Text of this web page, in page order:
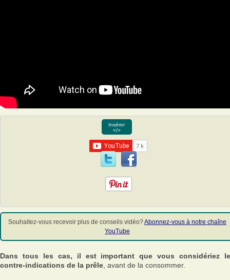
Insérer
</>
Souhaitez-vous recevoir plus de conseils vidéo?Abonnez-vous à notre chaîne
YouTube
Dans tous les cas, il est important que vous considériez
contre-indications de la prêle , avant de la consommer.